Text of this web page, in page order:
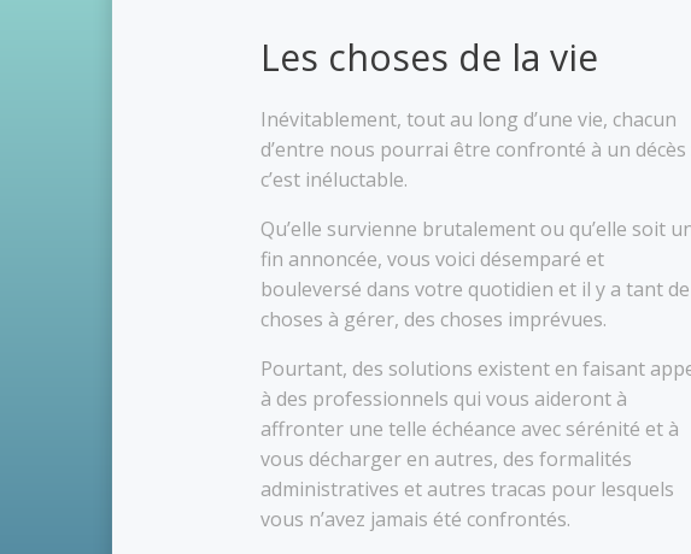
Les choses de la vie
Inévitablement, tout au long d’une vie, chacun
d’entre nous pourrai être confronté à un décès
c’est inéluctable.
Qu’elle survienne brutalement ou qu’elle soit
fin annoncée, vous voici désemparé et
bouleversé dans votre quotidien et il y a tant de
choses à gérer, des choses imprévues.
Pourtant, des solutions existent en faisant
à des professionnels qui vous aideront à
affronter une telle échéance avec sérénité et à
vous décharger en autres, des formalités
administratives et autres tracas pour lesquels
vous n’avez jamais été confrontés.